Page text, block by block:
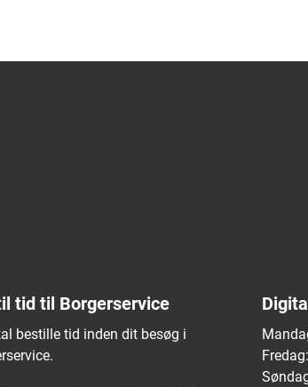
tid til Borgerservice
bestille tid inden dit besøg i